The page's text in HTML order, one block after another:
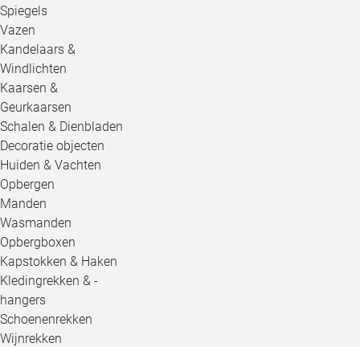
Spiegels
Vazen
Kandelaars &
Windlichten
Kaarsen &
Geurkaarsen
Schalen & Dienbladen
Decoratie objecten
Huiden & Vachten
Opbergen
Manden
Wasmanden
Opbergboxen
Kapstokken & Haken
Kledingrekken & -
hangers
Schoenenrekken
Wijnrekken